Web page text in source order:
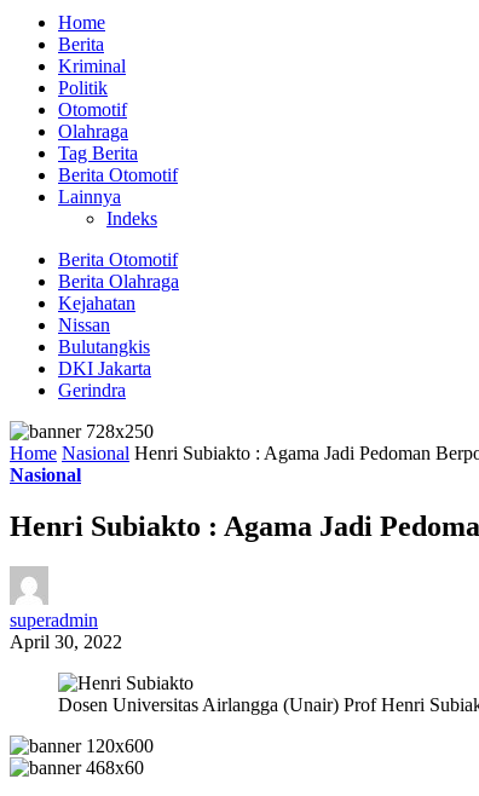
Home
Berita
Kriminal
Politik
Otomotif
Olahraga
Tag Berita
Berita Otomotif
Lainnya
Indeks
Berita Otomotif
Berita Olahraga
Kejahatan
Nissan
Bulutangkis
DKI Jakarta
Gerindra
Home Nasional Henri Subiakto : Agama Jadi Pedoman
Nasional
Henri Subiakto : Agama Jadi
superadmin
April 30, 2022
Dosen Universitas Airlangga (Unair) Prof Henri